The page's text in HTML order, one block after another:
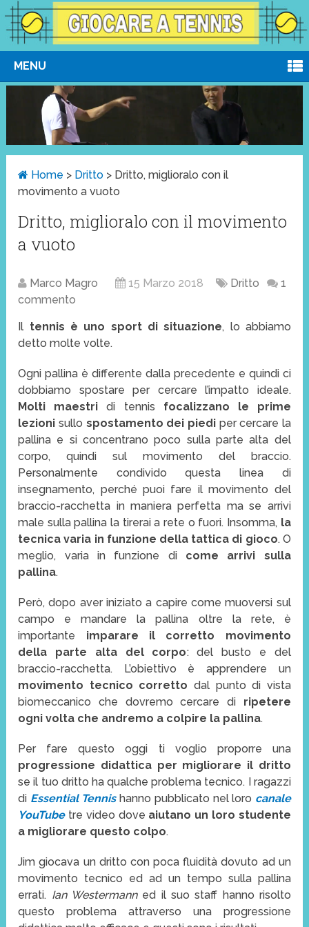
MENU
Home > Dritto > Dritto, miglioralo con il
movimento a vuoto
Dritto, miglioralo con il movimento
a vuoto
Marco Magro 15 Marzo 2018 Dritto
1
commento
Il tennis è uno sport di situazione, lo abbiamo
detto molte volte.
Ogni pallina è differente dalla precedente e quindi ci
dobbiamo spostare per cercare l’impatto ideale.
Molti maestri di tennis focalizzano le prime
lezioni sullo spostamento dei piediper cercare la
pallina e si concentrano poco sulla parte alta del
corpo, quindi sul movimento del braccio.
Personalmente condivido questa linea di
insegnamento, perché puoi fare il movimento del
braccio-racchetta in maniera perfetta ma se arrivi
male sulla pallina la tirerai a rete o fuori. Insomma, la
tecnica varia in funzione della tattica di gioco. O
meglio, varia in funzione dicome arrivi sulla
pallina.
Però, dopo aver iniziato a capire come muoversi sul
campo e mandare la pallina oltre la rete, è
importante imparare il corretto movimento
della parte alta del corpo: del busto e del
braccio-racchetta. L’obiettivo è apprendere un
movimento tecnico corretto dal punto di vista
biomeccanico che dovremo cercare di ripetere
ogni volta che andremo a colpire la pallina.
Per fare questo oggi ti voglio proporre una
progressione didattica per migliorare il dritto
se il tuo dritto ha qualche problema tecnico. I ragazzi
di Essential Tennishanno pubblicato nel loro canale
YouTubetre video dove aiutano un loro studente
a migliorare questo colpo.
Jim giocava un dritto con poca fluidità dovuto ad un
movimento tecnico ed ad un tempo sulla pallina
errati. Ian Westermanned il suo staff hanno risolto
questo problema attraverso una progressione